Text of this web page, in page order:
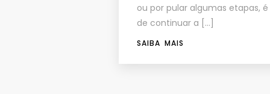
ou por pular algumas etapas,
de continuar a […]
SAIBA MAIS